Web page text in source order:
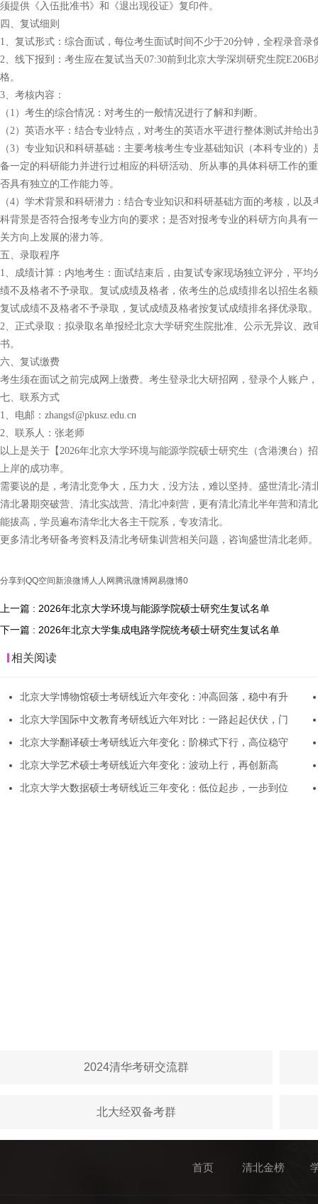
须提供《入伍批准书》和《退出现役证》复印件。
四、复试细则
1、复试形式：综合面试，每位考生面试时间不少于20分钟，全程录音
2、线下报到：考生应在复试当天07:30前到北京大学深圳研究生院
格。
3、考核内容：
（1）考生的综合情况：对考生的一般情况进行了解和判断。
（2）英语水平：结合专业特点，对考生的英语水平进行整体测试并给
（3）专业知识和科研基础：主要考核考生专业基础知识（本科专业的
备一定的科研能力并进行过相应的科研活动、所从事的具体科研工作的
否具有独立的工作能力等。
（4）学术背景和科研潜力：结合专业知识和科研基础方面的考核，以
科背景是否符合报考专业方向的要求；是否对报考专业的科研方向具有
关方向上发展的潜力等。
五、录取程序
1、成绩计算：内地考生：面试结束后，由复试专家现场独立评分，平
绩不及格者不予录取。复试成绩及格者，依考生的总成绩排名以招生名
复试成绩不及格者不予录取，复试成绩及格者按复试成绩排名择优录取。
2、正式录取：拟录取名单报经北京大学研究生院批准、公示无异议、
书。
六、复试缴费
考生须在面试之前完成网上缴费。考生登录北大研招网，登录个人账户
七、联系方式
1、电邮：zhangsf@pkusz.edu.cn
2、联系人：张老师
以上是关于【2026年北京大学环境与能源学院硕士研究生（含港澳台
上岸的成功率。
需要说的是，考清北竞争大，压力大，没方法，难以坚持。盛世清北-
清北暑期突破营、清北实战营、清北冲刺营，更有清北清北半年营和清
能拔高，学员遍布清华北大各主干院系，专攻清北。
更多清北考研备考资料及清北考研集训营相关问题，咨询盛世清北老师。
分享到 QQ空间 新浪微博人人网 腾讯微博网易微博0
上一篇 : 2026年北京大学环境与能源学院硕士研究生复试名单
下一篇 : 2026年北京大学集成电路学院统考硕士研究生复试名单
相关阅读
北京大学博物馆硕士考研线近六年变化：冲高回落，稳中有升
北京大学国际中文教育考研线近六年对比：一路起起伏伏，门
北京大学翻译硕士考研线近六年变化：阶梯式下行，高位稳守
北京大学艺术硕士考研线近六年变化：波动上行，再创新高
北京大学大数据硕士考研线近三年变化：低位起步，一步到位
2024清华考研交流群
北大经双备考群
首页 清北金榜